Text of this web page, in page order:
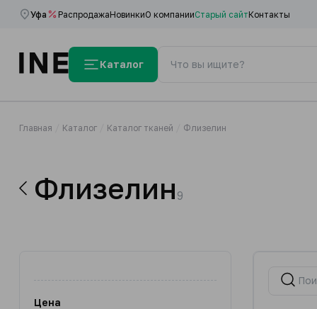
Уфа РаспродажаНовинкиО компанииСтарый сайтКонтакты
Каталог
Главная Каталог Каталог тканей Флизелин
Флизелин 9
Цена